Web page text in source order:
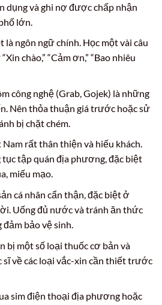
dụng và ghi nợ được chấp nhận
lớn.
là ngôn ngữ chính. Học một vài câu
chào,” “Cảm ơn,” “Bao nhiêu
công nghệ (Grab, Gojek) là những
Nên thỏa thuận giá trước hoặc sử
bị chặt chém.
rất thân thiện và hiếu khách.
tập quán địa phương, đặc biệt
miếu mạo.
cá nhân cẩn thận, đặc biệt ở
Uống đủ nước và tránh ăn thức
bảo vệ sinh.
bị một số loại thuốc cơ bản và
sĩ về các loại vắc-xin cần thiết trước
sim điện thoại địa phương hoặc